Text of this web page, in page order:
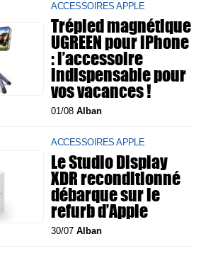
ACCESSOIRES APPLE
Trépied magnétique
UGREEN pour iPhone
: l’accessoire
indispensable pour
vos vacances !
01/08Alban
ACCESSOIRES APPLE
Le Studio Display
XDR reconditionné
débarque sur le
refurb d’Apple
30/07Alban